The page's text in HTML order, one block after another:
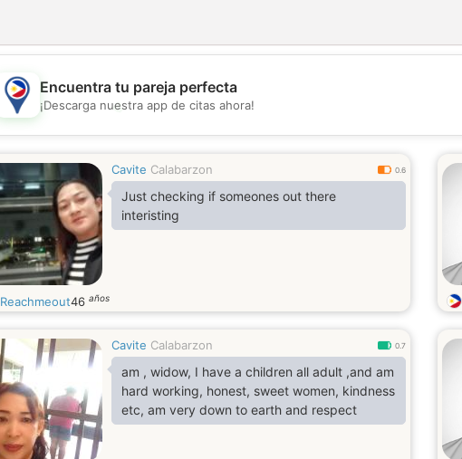
💖
💕
Encuentra tu pareja perfecta
¡Descarga nuestra app de citas ahora!
Cavite Calabarzon 0.6
Just checking if someones out there
interisting
Reachmeout46 años
Cavite Calabarzon 0.7
am , widow, I have a children all adult ,and am
hard working, honest, sweet women, kindness
etc, am very down to earth and respect